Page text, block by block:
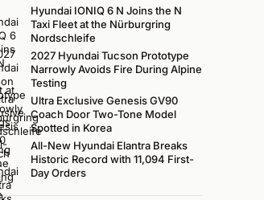
Hyundai IONIQ 6 N Joins the N
Taxi Fleet at the Nürburgring
Nordschleife
2027 Hyundai Tucson Prototype
Narrowly Avoids Fire During Alpine
Testing
Ultra Exclusive Genesis GV90
Coach Door Two-Tone Model
Spotted in Korea
All-New Hyundai Elantra Breaks
Historic Record with 11,094 First-
Day Orders